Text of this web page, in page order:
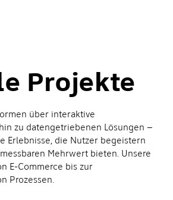
Projekte
über interaktive
zu datengetriebenen Lösungen –
Erlebnisse, die Nutzer begeistern
Mehrwert bieten. Unsere
E-Commerce bis zur
Prozessen.